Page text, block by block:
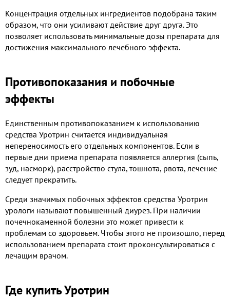
Концентрация отдельных ингредиентов подобрана таким
образом, что они усиливают действие друг друга. Это
позволяет использовать минимальные дозы препарата для
достижения максимального лечебного эффекта.
Противопоказания и побочные
эффекты
Единственным противопоказанием к использованию
средства Уротрин считается индивидуальная
непереносимость его отдельных компонентов. Если в
первые дни приема препарата появляется аллергия (сыпь,
зуд, насморк), расстройство стула, тошнота, рвота, лечение
следует прекратить.
Среди значимых побочных эффектов средства Уротрин
урологи называют повышенный диурез. При наличии
почечнокаменной болезни это может привести к
проблемам со здоровьем. Чтобы этого не произошло, перед
использованием препарата стоит проконсультироваться с
лечащим врачом.
Где купить Уротрин